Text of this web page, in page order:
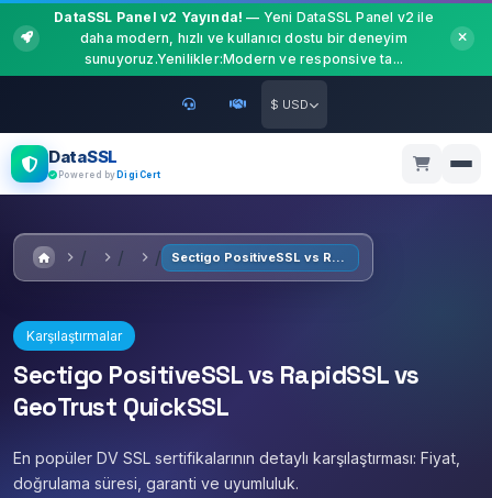
DataSSL Panel v2 Yayında! — Yeni DataSSL Panel v2 ile
daha modern, hızlı ve kullanıcı dostu bir deneyim
sunuyoruz.Yenilikler:Modern ve responsive ta...
$ USD
DataSSL
Powered by DigiCert
Sectigo PositiveSSL vs RapidSSL vs GeoTrust QuickSSL
Karşılaştırmalar
Sectigo PositiveSSL vs RapidSSL vs
GeoTrust QuickSSL
En popüler DV SSL sertifikalarının detaylı karşılaştırması: Fiyat,
doğrulama süresi, garanti ve uyumluluk.